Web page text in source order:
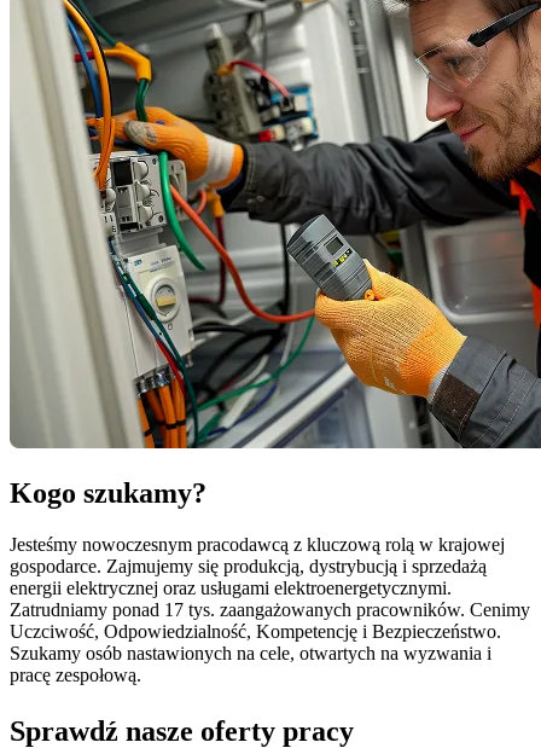
Kogo szukamy?
Jesteśmy nowoczesnym pracodawcą z kluczową rolą w krajowej
gospodarce. Zajmujemy się produkcją, dystrybucją i sprzedażą
energii elektrycznej oraz usługami elektroenergetycznymi.
Zatrudniamy ponad 17 tys. zaangażowanych pracowników. Cenimy
Uczciwość, Odpowiedzialność, Kompetencję i Bezpieczeństwo.
Szukamy osób nastawionych na cele, otwartych na wyzwania i
pracę zespołową.
Sprawdź nasze oferty pracy